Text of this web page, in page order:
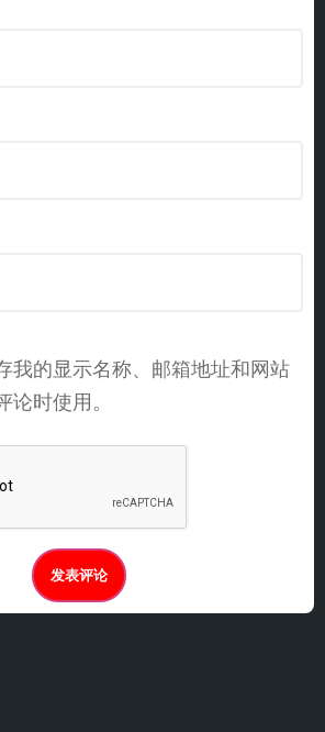
我的显示名称、邮箱地址和网站
时使用。